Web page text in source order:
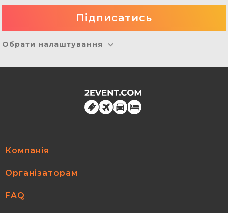
Обрати налаштування
Компанія
Організаторам
FAQ